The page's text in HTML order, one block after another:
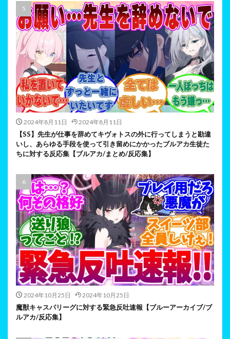
2024年8月11日 2024年8月11日
【SS】先生が仕事を辞めてキヴォトスの外に行ってしまうと勘違
いし、あらゆる手段を使って引き留めにかかったブルアカ生徒た
ちに対する反応集【ブルアカ/まとめ/反応集】
2024年10月25日 2024年10月25日
魔獣キャスパリーグに対する緊急反吐速報【ブルーアーカイブ/ブ
ルアカ/反応集】